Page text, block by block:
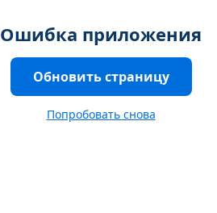
Ошибка приложения
Обновить страницу
Попробовать снова